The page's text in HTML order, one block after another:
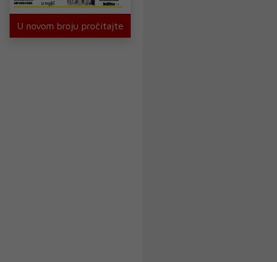
U novom broju pročitajte